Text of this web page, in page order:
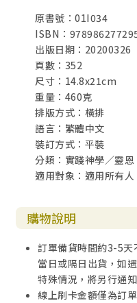
原書號：01I034
ISBN：
出版日期：20200326
頁數：352
尺寸：14.8x21cm
重量：460克
排版方式：橫排
語言：繁體中文
裝訂方式：平裝
分類：實踐神學／靈恩
適用對象：適用所有人
購物說明
訂單備貨時間約3-5天
當日或隔日出貨，如
特殊情況，將另行通
線上刷卡金額僅為訂